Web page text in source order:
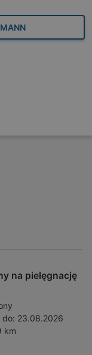
na pielęgnację
do: 23.08.2026
km